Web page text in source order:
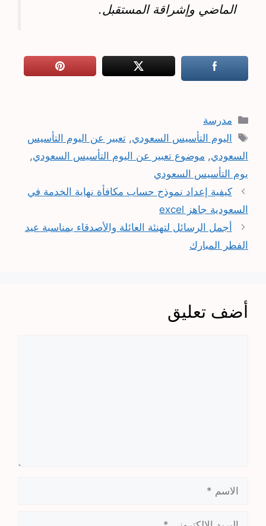
الماضي وإشراقة المستقبل.
التصنيفات
مدرسة
الوسوم
اليوم التأسيس السعودي,تعبير عن اليوم التأسيس
السعودي, موضوع تعبير عن اليوم التأسيس السعودي,
يوم التأسيس السعودي
كيفية إعداد نموذج حساب مكافأة نهاية الخدمة في
السعودية جاهز excel
أجمل الرسائل لتهنئة العائلة والأصدقاء بمناسبة عيد
الفطر المبارك
أضف تعليق